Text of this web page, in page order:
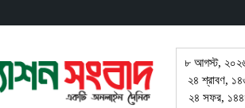
সংবাদ
৮ আগস্ট, ২০২৬
২৪ শ্রাবণ,
২৪ সফর,